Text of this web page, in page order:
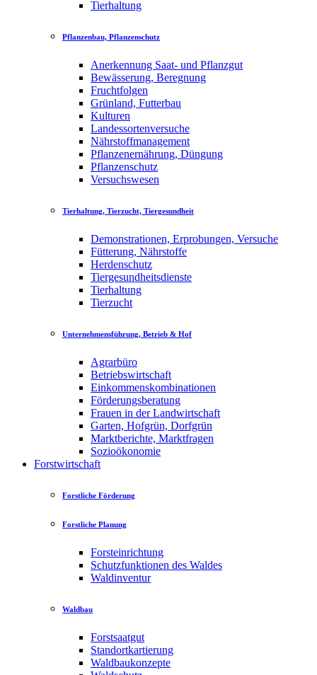
Tierhaltung
Pflanzenbau, Pflanzenschutz
Anerkennung Saat- und Pflanzgut
Bewässerung, Beregnung
Fruchtfolgen
Grünland, Futterbau
Kulturen
Landessortenversuche
Nährstoffmanagement
Pflanzenernährung, Düngung
Pflanzenschutz
Versuchswesen
Tierhaltung, Tierzucht, Tiergesundheit
Demonstrationen, Erprobungen, Versuche
Fütterung, Nährstoffe
Herdenschutz
Tiergesundheitsdienste
Tierhaltung
Tierzucht
Unternehmensführung, Betrieb & Hof
Agrarbüro
Betriebswirtschaft
Einkommenskombinationen
Förderungsberatung
Frauen in der Landwirtschaft
Garten, Hofgrün, Dorfgrün
Marktberichte, Marktfragen
Sozioökonomie
Forstwirtschaft
Forstliche Förderung
Forstliche Planung
Forsteinrichtung
Schutzfunktionen des Waldes
Waldinventur
Waldbau
Forstsaatgut
Standortkartierung
Waldbaukonzepte